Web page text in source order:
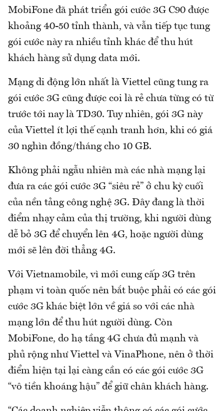
MobiFone đã phát triển gói cước 3G C90 được
khoảng 40-50 tỉnh thành, và vẫn tiếp tục tung
gói cước này ra nhiều tỉnh khác để thu hút
khách hàng sử dụng data mới.
Mạng di động lớn nhất là Viettel cũng tung ra
gói cước 3G cũng được coi là rẻ chưa từng có từ
trước tới nay là TD30. Tuy nhiên, gói 3G này
của Viettel ít lợi thế cạnh tranh hơn, khi có giá
30 nghìn đồng/tháng cho 10 GB.
Không phải ngẫu nhiên mà các nhà mạng lại
đưa ra các gói cước 3G “siêu rẻ” ở chu kỳ cuối
của nền tảng công nghệ 3G. Đây đang là thời
điểm nhạy cảm của thị trường, khi người dùng
dễ bỏ 3G để chuyển lên 4G, hoặc người dùng
mới sẽ lên đời thẳng 4G.
Với Vietnamobile, vì mới cung cấp 3G trên
phạm vi toàn quốc nên bắt buộc phải có các gói
cước 3G khác biệt lớn về giá so với các nhà
mạng lớn để thu hút người dùng. Còn
MobiFone, do hạ tầng 4G chưa đủ mạnh và
phủ rộng như Viettel và VinaPhone, nên ở thời
điểm hiện tại lại càng cần có các gói cước 3G
“vô tiền khoáng hậu” để giữ chân khách hàng.